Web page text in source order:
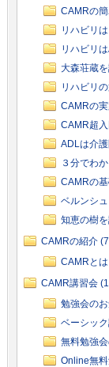
CAMRの
リハビリ
リハビリ
大森荘蔵
リハビリ
CAMRの
CAMR超
ADLは介
３分でわ
CAMRの
ベルンシ
知恵の樹
CAMRの紹介
CAMRと
CAMR講習会
勉強会の
ベーシッ
無料勉強
Online無